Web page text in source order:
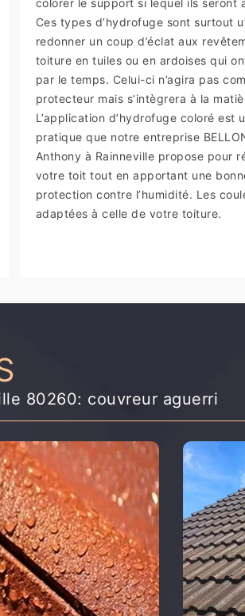
Ces types d’hydrofuge sont surtout
redonner un coup d’éclat aux
toiture en tuiles ou en ardoises qui
par le temps. Celui-ci n’agira pas
protecteur mais s’intègrera à la
L’application d’hydrofuge coloré est
pratique que notre entreprise
Anthony à Rainneville propose pour
votre toit tout en apportant une
protection contre l’humidité. Les
adaptées à celle de votre toiture.
80260: couvreur aguerri